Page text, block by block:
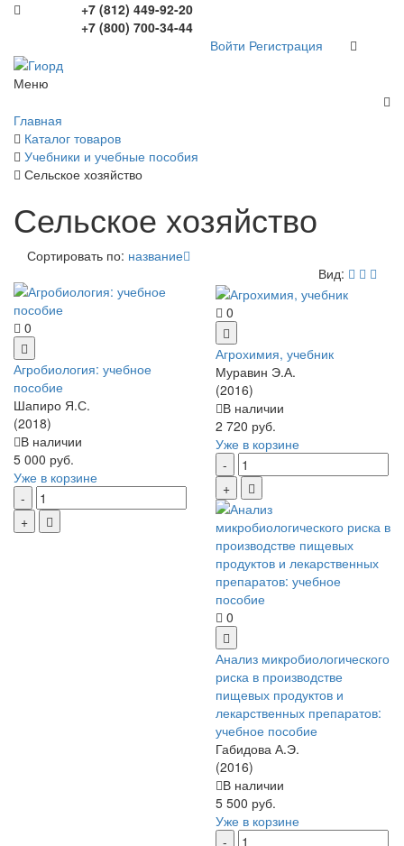
+7 (812) 449-92-20
+7 (800) 700-34-44
Войти Регистрация
Меню
Главная
Каталог товаров
Учебники и учебные пособия
Сельское хозяйство
Сельское хозяйство
Сортировать по: название
Вид:
0
Агробиология: учебное
пособие
Шапиро Я.С.
(2018)
В наличии
5 000 руб.
Уже в корзине
0
Агрохимия, учебник
Муравин Э.А.
(2016)
В наличии
2 720 руб.
Уже в корзине
0
Анализ микробиологического
риска в производстве
пищевых продуктов и
лекарственных препаратов:
учебное пособие
Габидова А.Э.
(2016)
В наличии
5 500 руб.
Уже в корзине